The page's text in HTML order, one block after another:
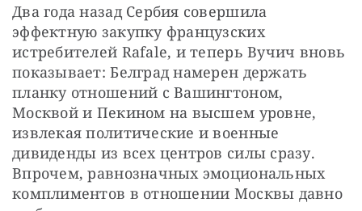
Два года назад Сербия совершила
эффектную закупку французских
истребителей Rafale, и теперь Вучич вновь
показывает: Белград намерен держать
планку отношений с Вашингтоном,
Москвой и Пекином на высшем уровне,
извлекая политические и военные
дивиденды из всех центров силы сразу.
Впрочем, равнозначных эмоциональных
комплиментов в отношении Москвы давно